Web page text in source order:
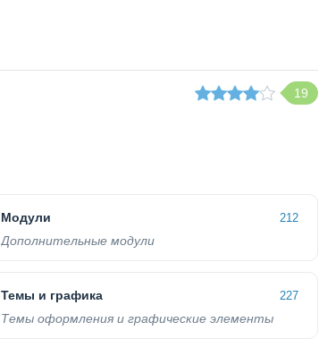
19
Модули 212
Дополнительные модули
Темы и графика 227
Темы оформления и графические элементы